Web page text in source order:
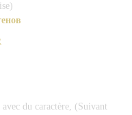
du caractère, (Suivant